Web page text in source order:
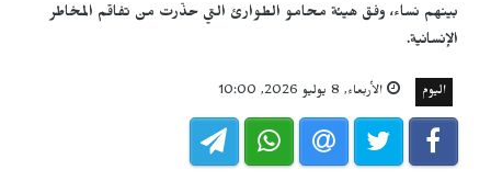
بينهم نساء، وفق هيئة محامو الطوارئ التي حذّرت من تفاقم المخاطر
الإنسانية.
اليوم الأربعاء, 8 يوليو 2026, 10:00